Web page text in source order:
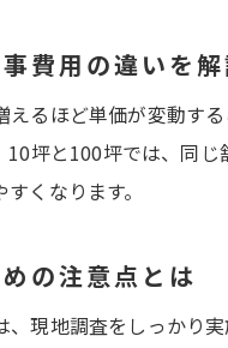
費用の違いを解
るほど単価が変動す
坪と100坪では、同
くなります。
の注意点とは
現地調査をしっかり